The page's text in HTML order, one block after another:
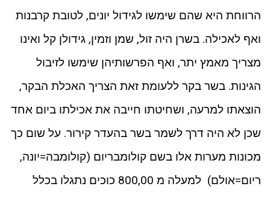
הרווחת היא שהם שימשו לגידול יונים, לטובת קרבנות
ואף לאכילה. בשרן היה זול, שמן וזמין, גידולן קל ואינו
מצריך מאמץ יתר, ואף הפרשותיהן שימשו לזיבול
הגינות. בשר בקר ללעומת זאת הצריך האכלת הבקר,
הוצאתו למרעה, ושחיטתו חייבה את אכילתו ביום אחד
שכן לא היה דרך לשמר בשר בהעדר קירור. על שום כך
מכונות מערות אלו בשם קולומבריום (קולומבה=יונה,
ריום=אולם) למעלה מ 800,00 כוכים נתגלו בכלל